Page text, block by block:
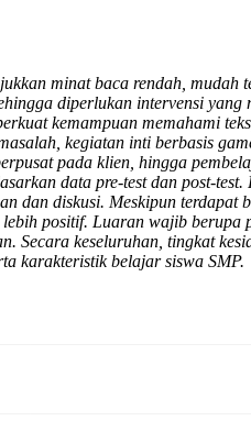
minat baca rendah, mudah
diperlukan intervensi yang
kemampuan memahami
kegiatan inti berbasis
pada klien, hingga
data pre-test dan post-test.
dan diskusi. Meskipun terdapat
positif. Luaran wajib berupa
Secara keseluruhan, tingkat
karakteristik belajar siswa SMP.